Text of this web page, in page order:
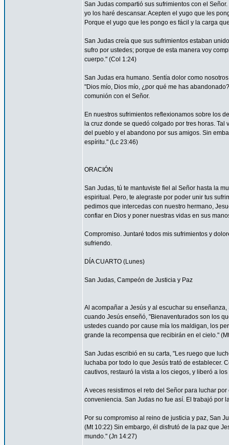
San Judas compartió sus sufrimientos con el
yo los haré descansar. Acepten el yugo que les
Porque el yugo que les pongo es fácil y la carga
San Judas creía que sus sufrimientos estaban
sufro por ustedes; porque de esta manera voy
cuerpo." (Col 1:24)
San Judas era humano. Sentía dolor como
"Dios mío, Dios mío, ¿por qué me has
comunión con el Señor.
En nuestros sufrimientos reflexionamos sobre los
la cruz donde se quedó colgado por tres horas.
del pueblo y el abandono por sus amigos. Sin
espíritu." (Lc 23:46)
ORACIÓN
San Judas, tú te mantuviste fiel al Señor hasta la
espiritual. Pero, te alegraste por poder unir tus
pedimos que intercedas con nuestro hermano,
confiar en Dios y poner nuestras vidas en sus
Compromiso. Juntaré todos mis sufrimientos y
sufriendo.
DÍA CUARTO (Lunes)
San Judas, Campeón de Justicia y Paz
Al acompañar a Jesús y al escuchar su
cuando Jesús enseñó, "Bienaventurados son los
ustedes cuando por cause mía los maldigan, los
grande la recompensa que recibirán en el cielo."
San Judas escribió en su carta, "Les ruego que
luchaba por todo lo que Jesús trató de establecer.
cautivos, restauró la vista a los ciegos, y liberó a
A veces resistimos el reto del Señor para luchar
conveniencia. San Judas no fue así. El trabajó por
Por su compromiso al reino de justicia y paz, San
(Mt 10:22) Sin embargo, él disfrutó de la paz que
mundo." (Jn 14:27)